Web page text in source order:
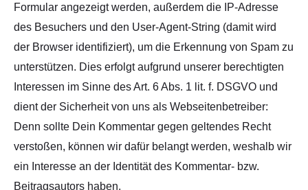
Formular angezeigt werden, außerdem die IP-Adresse
des Besuchers und den User-Agent-String (damit wird
der Browser identifiziert), um die Erkennung von Spam zu
unterstützen. Dies erfolgt aufgrund unserer berechtigten
Interessen im Sinne des Art. 6 Abs. 1 lit. f. DSGVO und
dient der Sicherheit von uns als Webseitenbetreiber:
Denn sollte Dein Kommentar gegen geltendes Recht
verstoßen, können wir dafür belangt werden, weshalb wir
ein Interesse an der Identität des Kommentar- bzw.
Beitragsautors haben.